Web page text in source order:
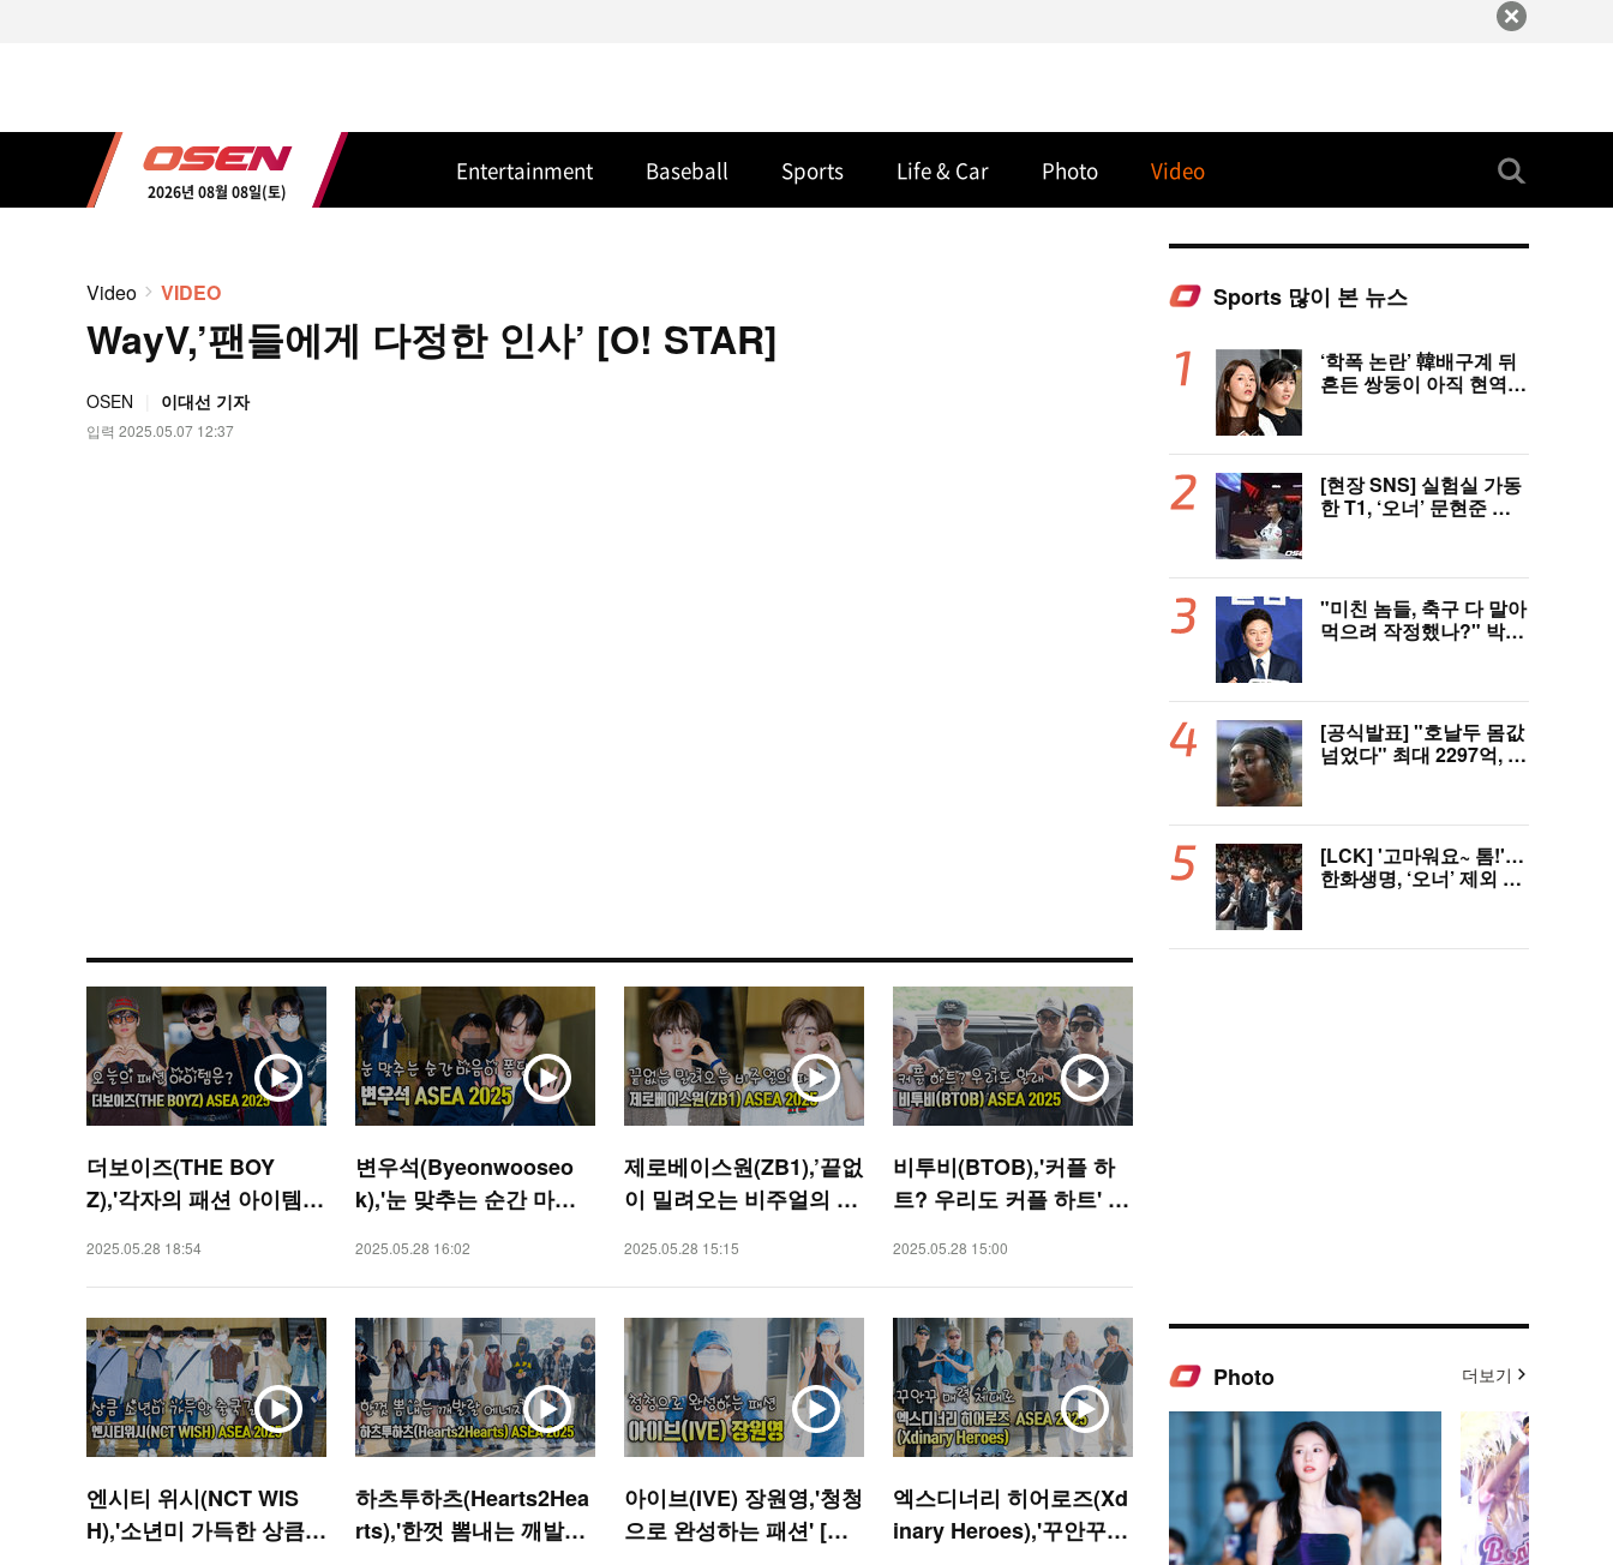
2026년 08월 08일(토)
Entertainment Baseball Sports Life & Car Photo Video
Video VIDEO
WayV,’팬들에게 다정한 인사’ [O! STAR]
OSEN 이대선 기자
입력 2025.05.07 12:37
더보이즈(THE BOY
Z),'각자의 패션 아이템'
2025.05.28 18:54
변우석(Byeonwooseo
k),'눈 맞추는 순간 마음
R]
2025.05.28 16:02
제로베이스원(ZB1),’끝없
이 밀려오는 비주얼의 파
R]
2025.05.28 15:15
비투비(BTOB),'커플 하
트? 우리도 커플 하트' A
2025.05.28 15:00
엔시티 위시(NCT WIS
H),'소년미 가득한 상큼
하츠투하츠(Hearts2Hea
rts),'한껏 뽐내는 깨발랄
아이브(IVE) 장원영,'청청
으로 완성하는 패션' [O!
엑스디너리 히어로즈(Xd
inary Heroes),'꾸안꾸
Sports 많이 본 뉴스
‘학폭 논란’ 韓배구계 뒤
흔든 쌍둥이 아직 현역이
정
[현장 SNS] 실험실 가동
한 T1, ‘오너’ 문현준 선
"미친 놈들, 축구 다 말아
먹으려 작정했나?" 박문
"국제적 망신, 국제 문제
될 수도"
[공식발표] "호날두 몸값
넘었다" 최대 2297억, 초
다..."구단 역사상 가장
비싼 영입"
[LCK] '고마워요~ 톰!'…
한화생명, ‘오너’ 제외 T1
Photo 더보기